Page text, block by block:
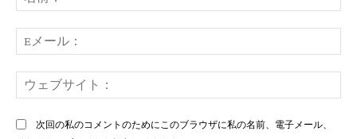
ン
ト：
前
メ
ー
ェ
次回の私のコメントのためにこのブラウザに私の名前、電子メール、